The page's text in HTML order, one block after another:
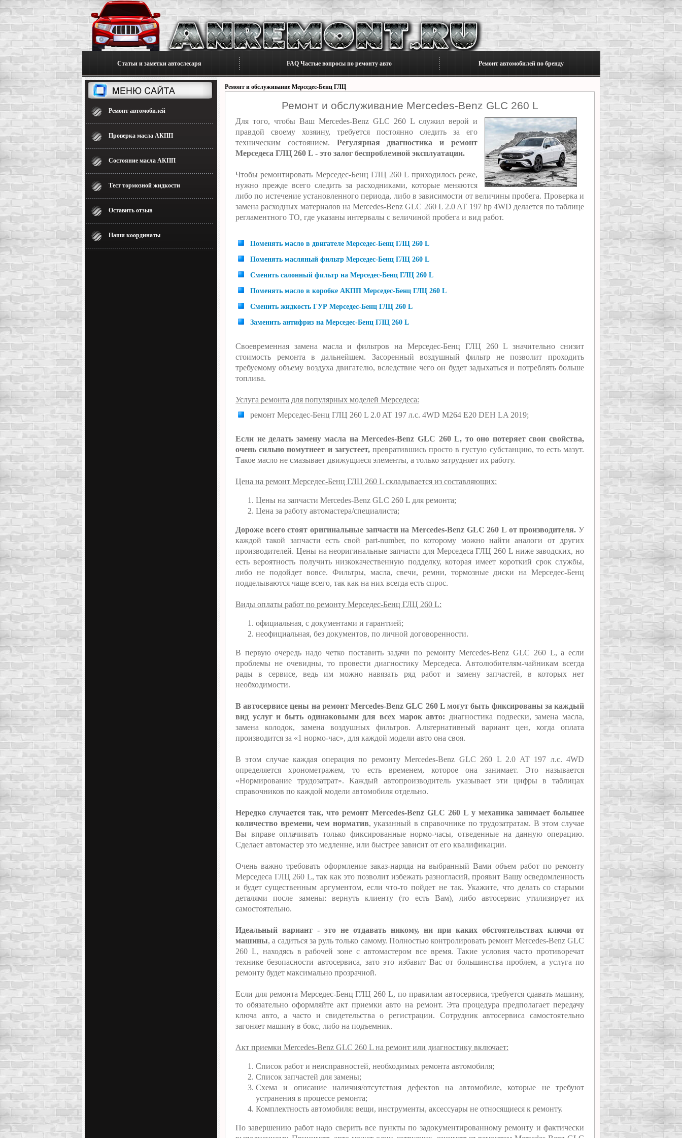
Статьи и заметки автослесаря FAQ Частые вопросы по ремонту авто Ремонт автомобилей по бренду
Ремонт автомобилей
Проверка масла АКПП
Состояние масла АКПП
Тест тормозной жидкости
Оставить отзыв
Наши координаты
Ремонт и обслуживание Мерседес-Бенц ГЛЦ
Ремонт и обслуживание Mercedes-Benz GLC 260 L
Для того, чтобы Ваш Mercedes-Benz GLC 260 L служил верой и
правдой своему хозяину, требуется постоянно следить за его
техническим состоянием. Регулярная диагностика и ремонт
Мерседеса ГЛЦ 260 L - это залог беспроблемной эксплуатации.
Чтобы ремонтировать Мерседес-Бенц ГЛЦ 260 L приходилось реже,
нужно прежде всего следить за расходниками, которые меняются
либо по истечение установленного периода, либо в зависимости от величины пробега. Проверка и
замена расходных материалов на Mercedes-Benz GLC 260 L 2.0 AT 197 hp 4WD делается по таблице
регламентного ТО, где указаны интервалы с величиной пробега и вид работ.
Поменять масло в двигателе Мерседес-Бенц ГЛЦ 260 L
Поменять масляный фильтр Мерседес-Бенц ГЛЦ 260 L
Сменить салонный фильтр на Мерседес-Бенц ГЛЦ 260 L
Поменять масло в коробке АКПП Мерседес-Бенц ГЛЦ 260 L
Сменить жидкость ГУР Мерседес-Бенц ГЛЦ 260 L
Заменить антифриз на Мерседес-Бенц ГЛЦ 260 L
Своевременная замена масла и фильтров на Мерседес-Бенц ГЛЦ 260 L значительно снизит
стоимость ремонта в дальнейшем. Засоренный воздушный фильтр не позволит проходить
требуемому объему воздуха двигателю, вследствие чего он будет задыхаться и потреблять больше
топлива.
Услуга ремонта для популярных моделей Мерседеса:
ремонт Мерседес-Бенц ГЛЦ 260 L 2.0 AT 197 л.с. 4WD M264 E20 DEH LA 2019;
Если не делать замену масла на Mercedes-Benz GLC 260 L, то оно потеряет свои свойства,
очень сильно помутнеет и загустеет,превратившись просто в густую субстанцию, то есть мазут.
Такое масло не смазывает движущиеся элементы, а только затрудняет их работу.
Цена на ремонт Мерседес-Бенц ГЛЦ 260 L складывается из составляющих:
Цены на запчасти Mercedes-Benz GLC 260 L для ремонта;
Цена за работу автомастера/специалиста;
Дороже всего стоят оригинальные запчасти на Mercedes-Benz GLC 260 L от производителя. У
каждой такой запчасти есть свой part-number, по которому можно найти аналоги от других
производителей. Цены на неоригинальные запчасти для Мерседеса ГЛЦ 260 L ниже заводских, но
есть вероятность получить низкокачественную подделку, которая имеет короткий срок службы,
либо не подойдет вовсе. Фильтры, масла, свечи, ремни, тормозные диски на Мерседес-Бенц
подделываются чаще всего, так как на них всегда есть спрос.
Виды оплаты работ по ремонту Мерседес-Бенц ГЛЦ 260 L:
официальная, с документами и гарантией;
неофициальная, без документов, по личной договоренности.
В первую очередь надо четко поставить задачи по ремонту Mercedes-Benz GLC 260 L, а если
проблемы не очевидны, то провести диагностику Мерседеса. Автолюбителям-чайникам всегда
рады в сервисе, ведь им можно навязать ряд работ и замену запчастей, в которых нет
необходимости.
В автосервисе цены на ремонт Mercedes-Benz GLC 260 L могут быть фиксированы за каждый
вид услуг и быть одинаковыми для всех марок авто: диагностика подвески, замена масла,
замена колодок, замена воздушных фильтров. Альтернативный вариант цен, когда оплата
производится за «1 нормо-час», для каждой модели авто она своя.
В этом случае каждая операция по ремонту Mercedes-Benz GLC 260 L 2.0 AT 197 л.с. 4WD
определяется хронометражем, то есть временем, которое она занимает. Это называется
«Нормирование трудозатрат». Каждый автопроизводитель указывает эти цифры в таблицах
справочников по каждой модели автомобиля отдельно.
Нередко случается так, что ремонт Mercedes-Benz GLC 260 L у механика занимает большее
количество времени, чем норматив, указанный в справочнике по трудозатратам. В этом случае
Вы вправе оплачивать только фиксированные нормо-часы, отведенные на данную операцию.
Сделает автомастер это медленне, или быстрее зависит от его квалификации.
Очень важно требовать оформление заказ-наряда на выбранный Вами объем работ по ремонту
Мерседеса ГЛЦ 260 L, так как это позволит избежать разногласий, проявит Вашу осведомленность
и будет существенным аргументом, если что-то пойдет не так. Укажите, что делать со старыми
деталями после замены: вернуть клиенту (то есть Вам), либо автосервис утилизирует их
самостоятельно.
Идеальный вариант - это не отдавать никому, ни при каких обстоятельствах ключи от
машины, а садиться за руль только самому. Полностью контролировать ремонт Mercedes-Benz GLC
260 L, находясь в рабочей зоне с автомастером все время. Такие условия часто противоречат
технике безопасности автосервиса, зато это избавит Вас от большинства проблем, а услуга по
ремонту будет максимально прозрачной.
Если для ремонта Мерседес-Бенц ГЛЦ 260 L, по правилам автосервиса, требуется сдавать машину,
то обязательно оформляйте акт приемки авто на ремонт. Эта процедура предполагает передачу
ключа авто, а часто и свидетельства о регистрации. Сотрудник автосервиса самостоятельно
загоняет машину в бокс, либо на подъемник.
Акт приемки Mercedes-Benz GLC 260 L на ремонт или диагностику включает:
Список работ и неисправностей, необходимых ремонта автомобиля;
Список запчастей для замены;
Схема и описание наличия/отсутствия дефектов на автомобиле, которые не требуют
устранения в процессе ремонта;
Комплектность автомобиля: вещи, инструменты, аксессуары не относящиеся к ремонту.
По завершению работ надо сверить все пункты по задокументированному ремонту и фактически